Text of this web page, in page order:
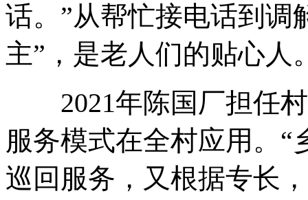
话。 ”从帮忙接电话到调
主” ， 是老人们的贴心人
2021年陈国厂担任村
服务模式在全村应用 。 “
巡回服务 ， 又根据专长 ，